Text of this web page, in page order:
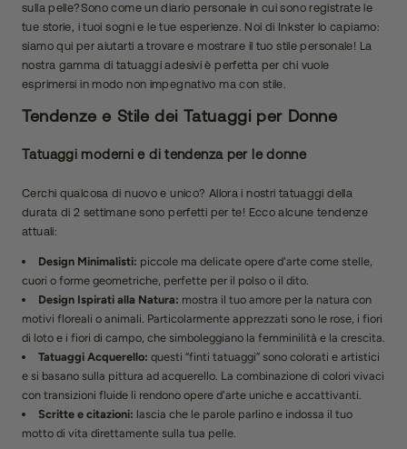
sulla pelle?Sono come un diario personale in cui sono registrate le
tue storie, i tuoi sogni e le tue esperienze. Noi di Inkster lo capiamo:
siamo qui per aiutarti a trovare e mostrare il tuo stile personale! La
nostra gamma di tatuaggi adesivi è perfetta per chi vuole
esprimersi in modo non impegnativo ma con stile.
Tendenze e Stile dei Tatuaggi per Donne
Tatuaggi moderni e di tendenza per le donne
Cerchi qualcosa di nuovo e unico? Allora i nostri tatuaggi della
durata di 2 settimane sono perfetti per te! Ecco alcune tendenze
attuali:
Design Minimalisti: piccole ma delicate opere d'arte come stelle,
cuori o forme geometriche, perfette per il polso o il dito.
Design Ispirati alla Natura: mostra il tuo amore per la natura con
motivi floreali o animali. Particolarmente apprezzati sono le rose, i fiori
di loto e i fiori di campo, che simboleggiano la femminilità e la crescita.
Tatuaggi Acquerello: questi “finti tatuaggi” sono colorati e artistici
e si basano sulla pittura ad acquerello. La combinazione di colori vivaci
con transizioni fluide li rendono opere d'arte uniche e accattivanti.
Scritte e citazioni: lascia che le parole parlino e indossa il tuo
motto di vita direttamente sulla tua pelle.